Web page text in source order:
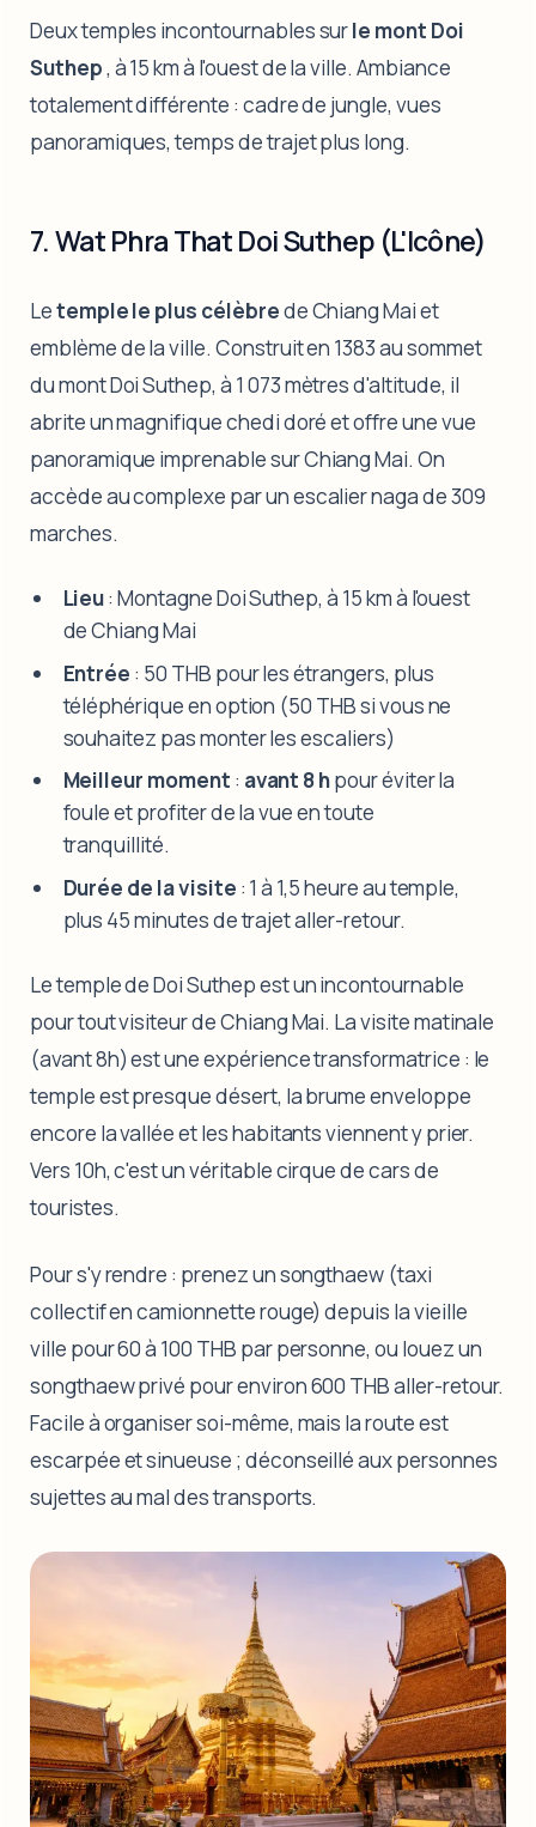
Deux temples incontournables surle mont Doi
Suthep, à 15 km à l'ouest de la ville. Ambiance
totalement différente : cadre de jungle, vues
panoramiques, temps de trajet plus long.
7. Wat Phra That Doi Suthep (L'Icône)
Letemple le plus célèbrede Chiang Mai et
emblème de la ville. Construit en 1383 au sommet
du mont Doi Suthep, à 1 073 mètres d'altitude, il
abrite un magnifique chedi doré et offre une vue
panoramique imprenable sur Chiang Mai. On
accède au complexe par un escalier naga de 309
marches.
Lieu: Montagne Doi Suthep, à 15 km à l'ouest
de Chiang Mai
Entrée : 50 THB pour les étrangers, plus
téléphérique en option (50 THB si vous ne
souhaitez pas monter les escaliers)
Meilleur moment : avant 8 hpour éviter la
foule et profiter de la vue en toute
tranquillité.
Durée de la visite : 1 à 1,5 heure au temple,
plus 45 minutes de trajet aller-retour.
Le temple de Doi Suthep est un incontournable
pour tout visiteur de Chiang Mai. La visite matinale
(avant 8h) est une expérience transformatrice : le
temple est presque désert, la brume enveloppe
encore la vallée et les habitants viennent y prier.
Vers 10h, c'est un véritable cirque de cars de
touristes.
Pour s'y rendre : prenez un songthaew (taxi
collectif en camionnette rouge) depuis la vieille
ville pour 60 à 100 THB par personne, ou louez un
songthaew privé pour environ 600 THB aller-retour.
Facile à organiser soi-même, mais la route est
escarpée et sinueuse ; déconseillé aux personnes
sujettes au mal des transports.